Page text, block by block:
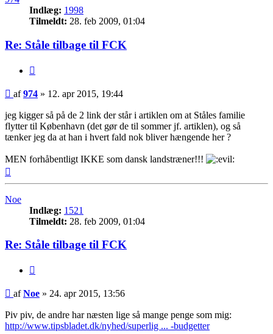
Indlæg: 1998
Tilmeldt: 28. feb 2009, 01:04
Re: Ståle tilbage til FCK
Indlæg
af974 » 12. apr 2015, 19:44
jeg kigger så på de 2 link der står i artiklen om at Ståles familie
flytter til København (det gør de til sommer jf. artiklen), og så
tænker jeg da at han i hvert fald nok bliver hængende her ?
MEN forhåbentligt IKKE som dansk landstræner!!!
Noe
Indlæg: 1521
Tilmeldt: 28. feb 2009, 01:04
Re: Ståle tilbage til FCK
Indlæg
afNoe » 24. apr 2015, 13:56
Piv piv, de andre har næsten lige så mange penge som mig:
http://www.tipsbladet.dk/nyhed/superlig ... -budgetter